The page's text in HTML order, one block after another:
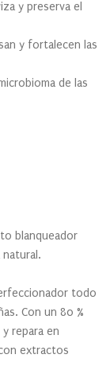
y preserva el
y fortalecen las
de las
blanqueador
todo
Con un 80 %
repara en
extractos